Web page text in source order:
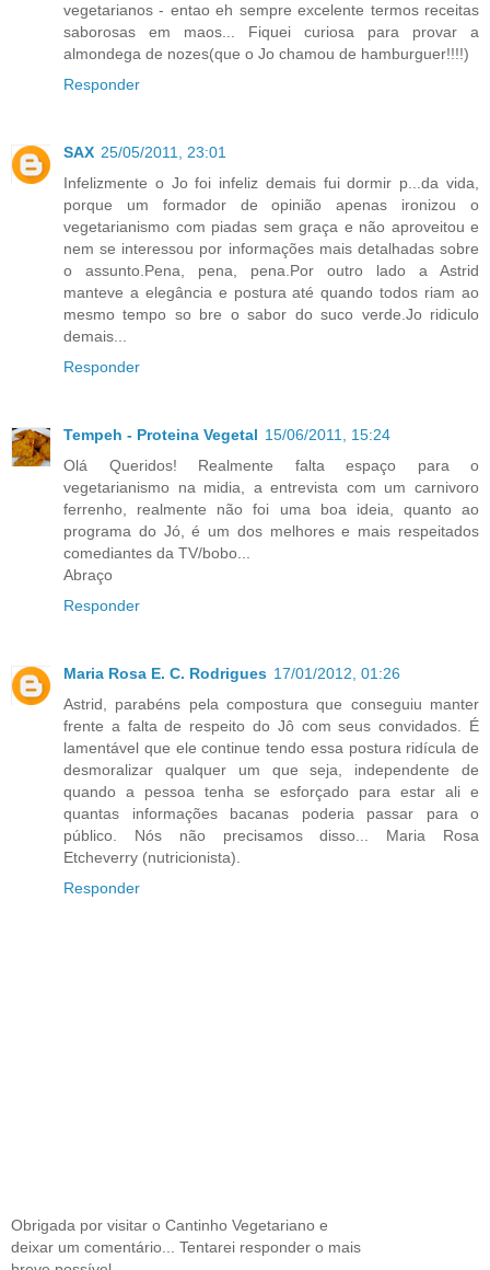
vegetarianos - entao eh sempre excelente termos receitas
saborosas em maos... Fiquei curiosa para provar a
almondega de nozes(que o Jo chamou de hamburguer!!!!)
Responder
SAX 25/05/2011, 23:01
Infelizmente o Jo foi infeliz demais fui dormir p...da vida,
porque um formador de opinião apenas ironizou o
vegetarianismo com piadas sem graça e não aproveitou e
nem se interessou por informações mais detalhadas sobre
o assunto.Pena, pena, pena.Por outro lado a Astrid
manteve a elegância e postura até quando todos riam ao
mesmo tempo so bre o sabor do suco verde.Jo ridiculo
demais...
Responder
Tempeh - Proteina Vegetal 15/06/2011, 15:24
Olá Queridos! Realmente falta espaço para o
vegetarianismo na midia, a entrevista com um carnivoro
ferrenho, realmente não foi uma boa ideia, quanto ao
programa do Jó, é um dos melhores e mais respeitados
comediantes da TV/bobo...
Abraço
Responder
Maria Rosa E. C. Rodrigues 17/01/2012, 01:26
Astrid, parabéns pela compostura que conseguiu manter
frente a falta de respeito do Jô com seus convidados. É
lamentável que ele continue tendo essa postura ridícula de
desmoralizar qualquer um que seja, independente de
quando a pessoa tenha se esforçado para estar ali e
quantas informações bacanas poderia passar para o
público. Nós não precisamos disso... Maria Rosa
Etcheverry (nutricionista).
Responder
Obrigada por visitar o Cantinho Vegetariano e
deixar um comentário... Tentarei responder o mais